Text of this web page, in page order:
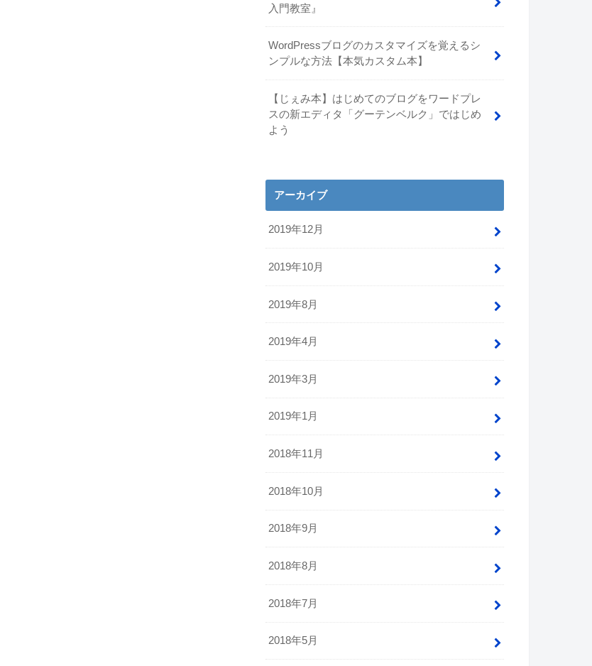
入門教室』
WordPressブログのカスタマイズを覚えるシ
ンプルな方法【本気カスタム本】
【じぇみ本】はじめてのブログをワードプレ
スの新エディタ「グーテンベルク」ではじめ
よう
アーカイブ
2019年12月
2019年10月
2019年8月
2019年4月
2019年3月
2019年1月
2018年11月
2018年10月
2018年9月
2018年8月
2018年7月
2018年5月